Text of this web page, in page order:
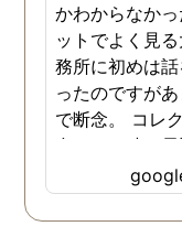
かわからなか
ットでよく見
務所に初めは
ったのですが
で断念。 コレ
合せした時の電
ても誠実な感
きたので3社目
た。 各社特徴